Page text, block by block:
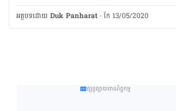
អត្ថបទ​ដោយ Duk Panharat ·កែ 13/05/2020
ផ្សព្វផ្សាយពាណិជ្ជកម្ម